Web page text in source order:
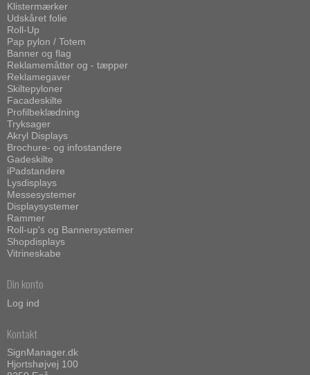
Klistermærker
Udskåret folie
Roll-Up
Pap pylon / Totem
Banner og flag
Reklamemåtter og - tæpper
Reklamegaver
Skiltepyloner
Facadeskilte
Profilbeklædning
Tryksager
Akryl Displays
Brochure- og infostandere
Gadeskilte
iPadstandere
Lysdisplays
Messesystemer
Displaysystemer
Rammer
Roll-up's og Bannersystemer
Shopdisplays
Vitrineskabe
Din konto
Log ind
Kontakt
SignManager.dk
Hjortshøjvej 100